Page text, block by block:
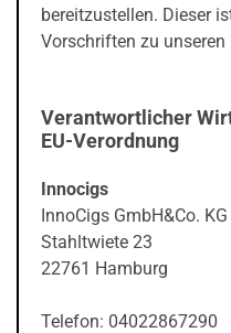
bereitzustellen. Dieser
Vorschriften zu
Verantwortlicher
EU-Verordnung
Innocigs
InnoCigs GmbH&Co. KG
Stahltwiete 23
22761 Hamburg
Telefon: 04022867290